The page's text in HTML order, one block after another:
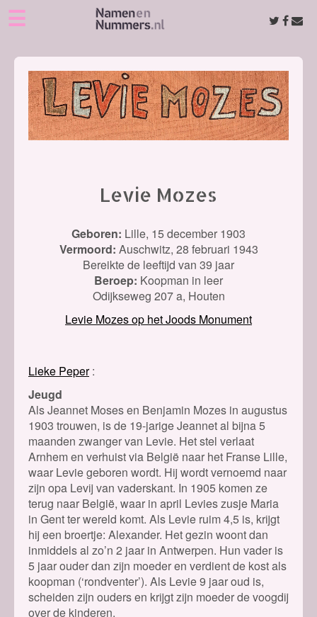
☰
Levie Mozes
Geboren: Lille, 15 december 1903
Vermoord: Auschwitz, 28 februari 1943
Bereikte de leeftijd van 39 jaar
Beroep: Koopman in leer
Odijkseweg 207 a, Houten
Levie Mozes op het Joods Monument
Lieke Peper
Jeugd
Als Jeannet Moses en Benjamin Mozes in augustus
1903 trouwen, is de 19-jarige Jeannet al bijna 5
maanden zwanger van Levie. Het stel verlaat
Arnhem en verhuist via België naar het Franse Lille,
waar Levie geboren wordt. Hij wordt vernoemd naar
zijn opa Levij van vaderskant. In 1905 komen ze
terug naar België, waar in april Levies zusje Maria
in Gent ter wereld komt. Als Levie ruim 4,5 is, krijgt
hij een broertje: Alexander. Het gezin woont dan
inmiddels al zo’n 2 jaar in Antwerpen. Hun vader is
5 jaar ouder dan zijn moeder en verdient de kost als
koopman (‘rondventer’). Als Levie 9 jaar oud is,
scheiden zijn ouders en krijgt zijn moeder de voogdij
over de kinderen.